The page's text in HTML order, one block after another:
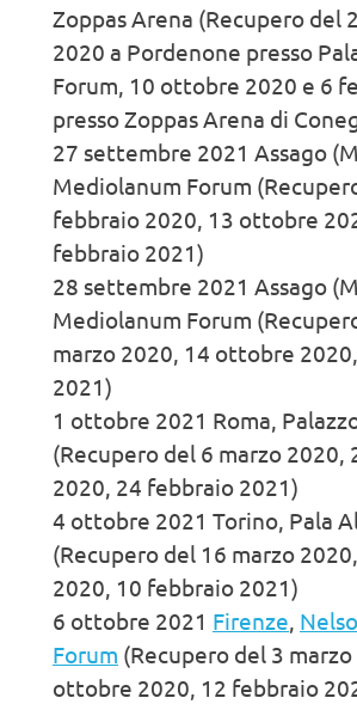
Zoppas Arena (Recupero del
2020 a Pordenone presso
Forum, 10 ottobre 2020 e 6
presso Zoppas Arena di
27 settembre 2021 Assago
Mediolanum Forum
febbraio 2020, 13 ottobre
febbraio 2021)
28 settembre 2021 Assago
Mediolanum Forum
marzo 2020, 14 ottobre
2021)
1 ottobre 2021 Roma,
(Recupero del 6 marzo
2020, 24 febbraio 2021)
4 ottobre 2021 Torino, Pala
(Recupero del 16 marzo
2020, 10 febbraio 2021)
6 ottobre 2021 Firenze,
Forum (Recupero del 3
ottobre 2020, 12 febbraio